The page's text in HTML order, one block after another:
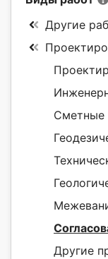
Другие
Сметные
Другие